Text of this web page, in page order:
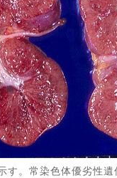
す。常染色体優劣性